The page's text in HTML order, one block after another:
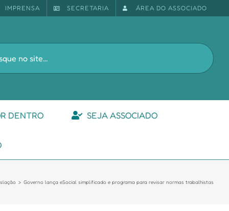
IMPRENSA SECRETARIA ÁREA DO ASSOCIADO
DENTRO SEJA ASSOCIADO
Governo lança eSocial simplificado e programa para revisar normas trabalhistas